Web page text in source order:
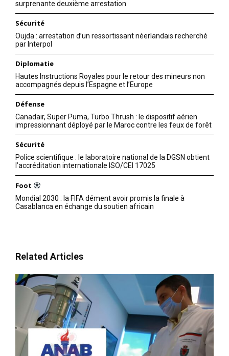
surprenante deuxième arrestation
Sécurité
Oujda : arrestation d’un ressortissant néerlandais recherché
par Interpol
Diplomatie
Hautes Instructions Royales pour le retour des mineurs non
accompagnés depuis l’Espagne et l’Europe
Défense
Canadair, Super Puma, Turbo Thrush : le dispositif aérien
impressionnant déployé par le Maroc contre les feux de forêt
Sécurité
Police scientifique : le laboratoire national de la DGSN obtient
l’accréditation internationale ISO/CEI 17025
Foot
Mondial 2030 : la FIFA dément avoir promis la finale à
Casablanca en échange du soutien africain
Related Articles